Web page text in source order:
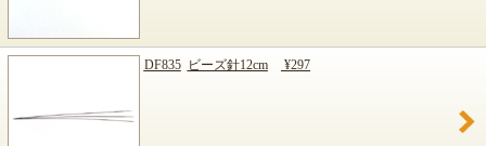
DF835 ビーズ針12cm ¥297